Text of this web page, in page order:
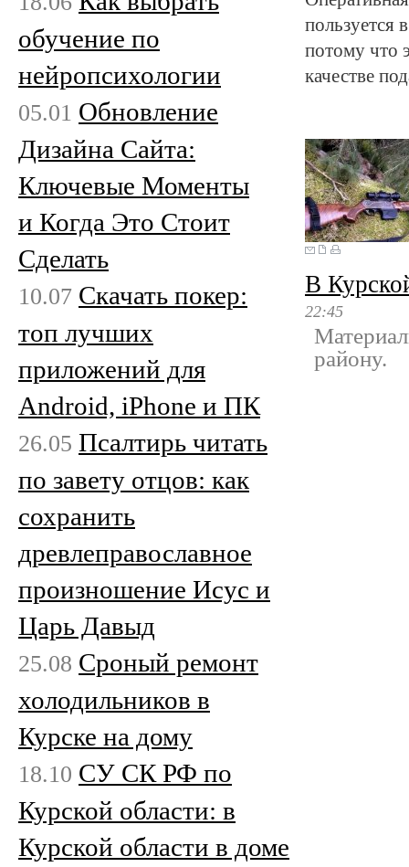
пользуется
потому что
качестве
В
22:45
району.
обучение по
нейропсихологии
05.01 Обновление
Дизайна Сайта:
Ключевые Моменты
и Когда Это Стоит
Сделать
10.07 Скачать покер:
топ лучших
приложений для
Android, iPhone и ПК
26.05 Псалтирь читать
по завету отцов: как
сохранить
древлеправославное
произношение Исус и
Царь Давыд
25.08 Сроный ремонт
холодильников в
Курске на дому
18.10 СУ СК РФ по
Курской области: в
Курской области в доме